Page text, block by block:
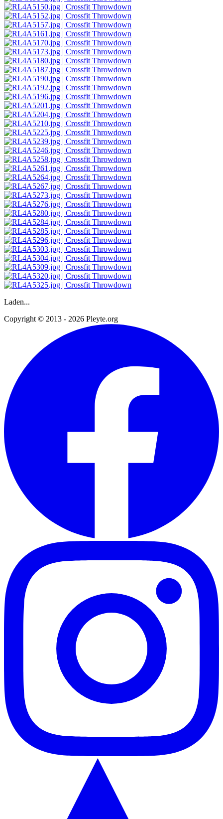
Laden...
Copyright © 2013 - 2026 Pleyte.org